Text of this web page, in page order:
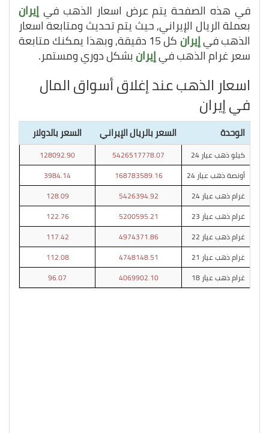
في هذه الصفحة يتم عرض اسعار الذهب في إيران
بعملة الريال الإيراني, حيث يتم تحديث ومتابعة اسعار
الذهب فيإيران كل 15 دقيقة, وبهذا يمكنك متابعة
سعر غرام الذهب فيإيرانبشكل دوري ومستمر.
اسعار الذهب عند إغلاق أسواق المال
في إيران
الوحدة السعر بالريال الإيراني السعر بالدولار
كيلو ذهب عيار 24 5426517778.07
128092.90
أونصة ذهب عيار 24
168783589.16
3984.14
غرام ذهب عيار 24
5426394.92
128.09
غرام ذهب عيار 23
5200595.21
122.76
غرام ذهب عيار 22
4974371.86
117.42
غرام ذهب عيار 21
4748148.51
112.08
غرام ذهب عيار 18
4069902.10
96.07